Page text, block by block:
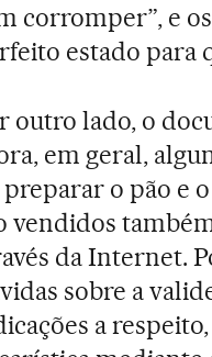
corromper”, e
estado para
outro lado, o
em geral,
o pão e
vendidos
da Internet.
sobre a
a